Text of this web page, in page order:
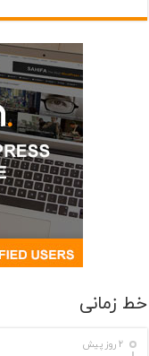
خط زمانی
2 روز پیش